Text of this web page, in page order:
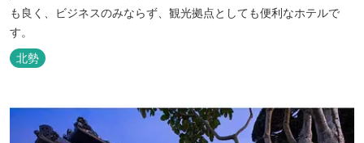
も良く、ビジネスのみならず、観光拠点としても便利なホテルで
す。
北勢